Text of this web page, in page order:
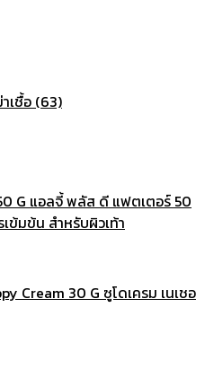
เชื้อ (63)
50 G แอลจี้ พลัส ดี แฟตเตอร์ 50
ข้มข้น สำหรับผิวเท้า
Cream 30 G ซูโดเครม เนเชอ